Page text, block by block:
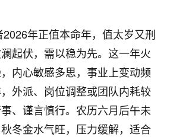
年正值本命年，值太岁又刑
起伏，需以稳为先。这一年火
内心敏感多思，事业上变动频
外派、岗位调整或团队内耗较
、谨言慎行。农历六月后午未
冬金水气旺，压力缓解，适合
心态会变好，万般皆是命，半点
9
看，有没有人给个联系方式的啊？